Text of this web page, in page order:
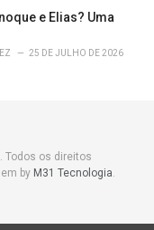
e Elias? Uma
25 DE JULHO DE 2026
Todos os direitos
by M31 Tecnologia.